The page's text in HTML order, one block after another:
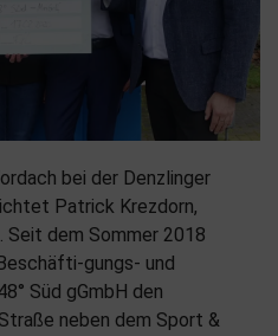
bei der Denzlinger
Patrick Krezdorn,
Seit dem Sommer 2018
gungs- und
Süd gGmbH den
neben dem Sport &